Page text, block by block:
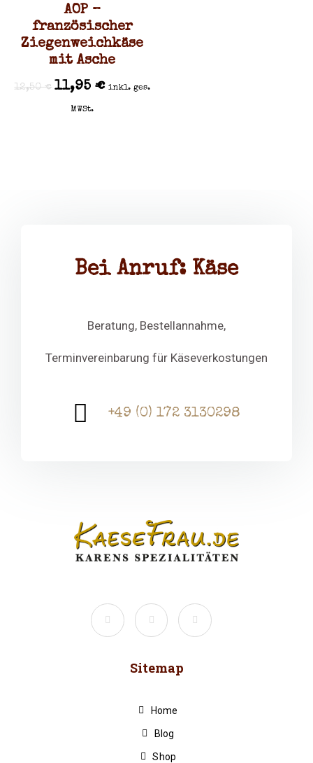
AOP –
französischer
Ziegenweichkäse
mit Asche
12,50€ 11,95€ inkl. ges.
MWSt.
Bei Anruf: Käse
Beratung, Bestellannahme,
Terminvereinbarung für Käseverkostungen
+49 (0) 172 3130298
Sitemap
Home
Blog
Shop